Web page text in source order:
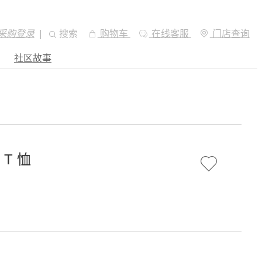
购登录| 搜索 购物车 在线客服 门店查询
社区故事
T 恤